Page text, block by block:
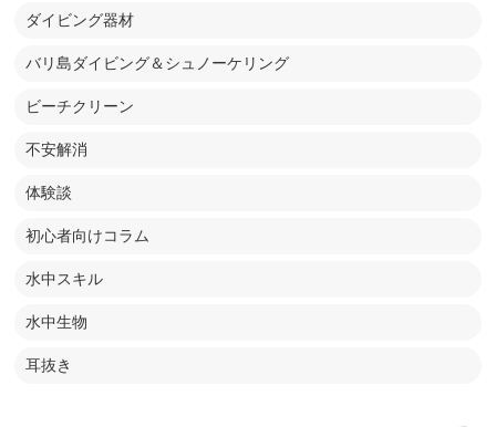
ダイビング器材
バリ島ダイビング＆シュノーケリング
ビーチクリーン
不安解消
体験談
初心者向けコラム
水中スキル
水中生物
耳抜き